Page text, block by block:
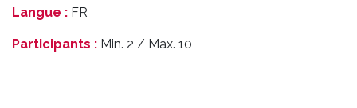
Langue : FR
Participants : Min. 2 / Max. 10